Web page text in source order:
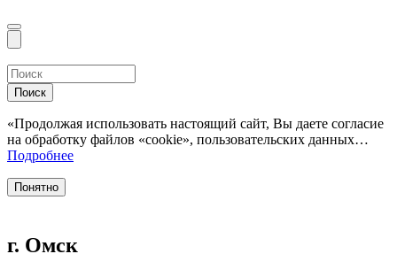
Поиск
«Продолжая использовать настоящий сайт, Вы даете согласие
на обработку файлов «cookie», пользовательских данных…
Подробнее
Понятно
г. Омск